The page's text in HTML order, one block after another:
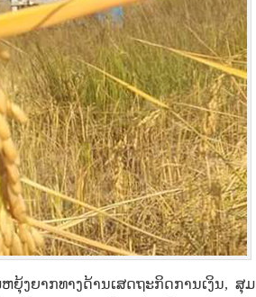
ງຍາກທາງດ້ານເສດຖະກິດການເງິນ, ສຸມ